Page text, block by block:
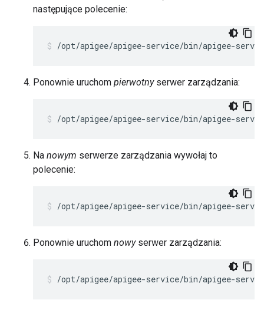
następujące polecenie:
/opt/apigee/apigee-service/bin/apigee-
Ponownie uruchom pierwotnyserwer zarządzania:
/opt/apigee/apigee-service/bin/apigee-
Na nowym serwerze zarządzania wywołaj to
polecenie:
/opt/apigee/apigee-service/bin/apigee-
Ponownie uruchom nowyserwer zarządzania:
/opt/apigee/apigee-service/bin/apigee-